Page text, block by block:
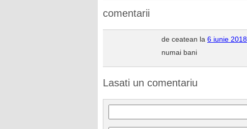
comentarii
de ceatean la 6 iunie
numai bani
Lasati un comentariu